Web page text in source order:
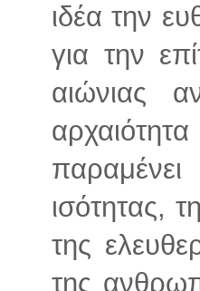
ιδέα την
για την
αιώνιας
ισότητας,
της
της